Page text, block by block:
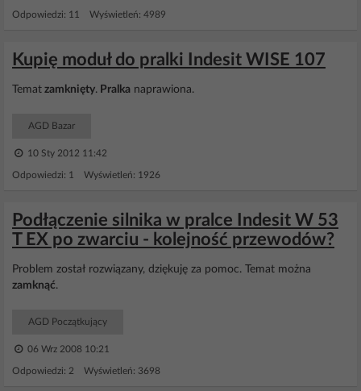
Odpowiedzi: 11 Wyświetleń: 4989
Kupię moduł do pralki Indesit WISE 107
Temat zamknięty. Pralka naprawiona.
AGD Bazar
10 Sty 2012 11:42
Odpowiedzi: 1 Wyświetleń: 1926
Podłączenie silnika w pralce Indesit W 53
T EX po zwarciu - kolejność przewodów?
Problem został rozwiązany, dziękuję za pomoc. Temat można
zamknąć.
AGD Początkujący
06 Wrz 2008 10:21
Odpowiedzi: 2 Wyświetleń: 3698